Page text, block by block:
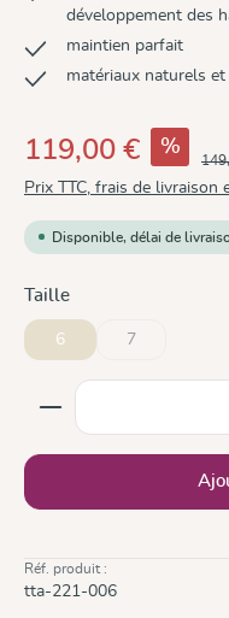
développement des
maintien parfait
matériaux naturels et
119,00 € %
Prix TTC, frais de livraison
Disponible, délai de
Sélectionnez
Taille
6 7
Quantité de produit
Réf. produit :
tta-221-006